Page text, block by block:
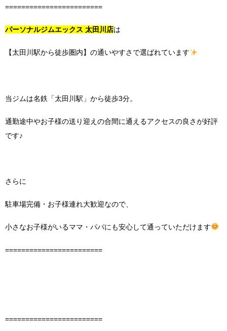
========================
パーソナルジムエックス 太田川店は
【太田川駅から徒歩圏内】の通いやすさで選ばれています
当ジムは名鉄「太田川駅」から徒歩3分。
通勤途中やお子様の送り迎えの合間に通えるアクセスの良さが好評
です♪
さらに
駐車場完備・お子様連れ大歓迎なので、
小さなお子様がいるママ・パパにも安心して通っていただけます
========================
========================